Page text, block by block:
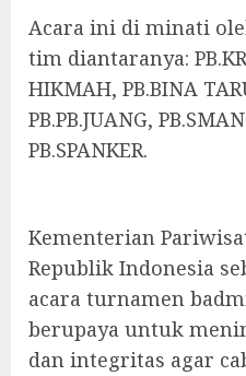
Acara ini di minati
tim diantaranya:
HIKMAH, PB.BINA
PB.PB.JUANG,
PB.SPANKER.
Kementerian
Republik Indonesia
acara turnamen
berupaya untuk
dan integritas agar